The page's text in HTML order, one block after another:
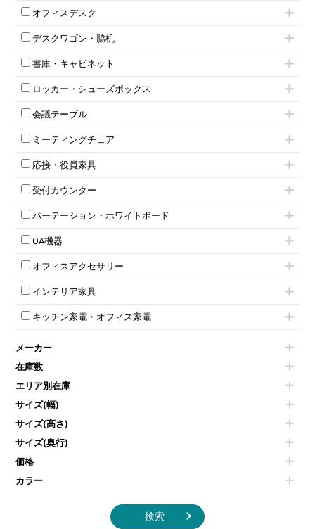
肘無しチェア
役員チェア
高級チェア（多機能チェア）
オフィスチェアその他
オフィスデスク
フリーアドレスデスク（ベンチデスク）
昇降デスク
オフィスデスクその他
両袖机
デスクワゴン・脇机
インワゴン2段
インワゴン3段
脇机
ワゴンその他
書庫・キャビネット
ハイキャビネット
ローキャビネット
両開きキャビネット
スチールキャビネット
上下連結キャビネット
軽量ラック（スチールラック）
収納家具その他
両開書庫
ラテラル書庫
ロッカー・シューズボックス
1人用ロッカー
2人用ロッカー
3人用ロッカー
4人用ロッカー
5人用ロッカー
8人用ロッカー
多人数ロッカー
ダイヤル錠ロッカー
ダイヤル錠ロッカー
ワードローブ・クローゼット
会議テーブル
スタッキングテーブル
ネスティングテーブル
幕板付テーブル
カウンターテーブル
T字脚テーブル
会議テーブルW1200～
会議テーブルW1800～
平行スタックテーブル
会議テーブルその他
ミーティングチェア
キャスター付きミーティングチェア
スタッキングミーティングチェア
テーブル付きミーティングチェア
ネスティングミーティングチェア
折りたたみミーティングチェア
ハイチェア
ミーティングチェアその他
応接・役員家具
応接セット
応接ソファ
応接チェア
応接テーブル
応接・役員家具その他
受付カウンター
ローカウンター
ラウンジカウンター
受付カウンターその他
パーテーション・ホワイトボード
パーテーション
自立タイプパーテーション
パーテーションその他
脚付ホワイトボード
壁掛けホワイトボード
ホワイトボードその他
OA機器
電話機（ビジネスフォン）
シュレッダー
プロジェクター
スクリーン
その他OA機器
オフィスアクセサリー
チェア用台車
演台・講演台・演説台
防音パネル
個室ブース
コートハンガー・ポールハンガー
傘立て
食器棚・キッチンキャビネット
カタログスタンド
オフィスアクセサリーその他
インテリア家具
モールドチェア
ダイニングチェア
カウンターテーブル
センターテーブル・サイドテーブル
ベンチ・スツール
ソファ
シェルフ
ダストボックス（ゴミ箱）
インテリア家具その他
キッチン家電・オフィス家電
冷蔵庫・洗濯機
空気清浄機・加湿器
液晶テレビ・モニター類
エアコン
掃除機
季節家電
メーカー
在庫数
エリア別在庫
サイズ(幅)
サイズ(高さ)
サイズ(奥行)
価格
カラー
検索